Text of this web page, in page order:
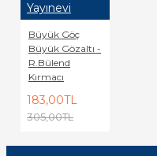
Yayınevi
Büyük Göç
Büyük Gözaltı -
R.Bülend
Kırmacı
183,00TL
305,00TL